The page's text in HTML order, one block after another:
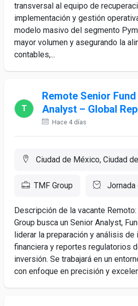
transversal al equipo de
implementación y gestión
modelo masivo del segmento
mayor volumen y asegurando la
contables,...
Remote Senior
Analyst – Global
Hace 4 días
Ciudad de México, Ciudad
TMF Group
Descripción de la vacante
Group busca un Senior Analyst,
liderar la preparación y análisis de
financiera y reportes regulatorios
inversión. Se trabajará en un
con enfoque en precisión y